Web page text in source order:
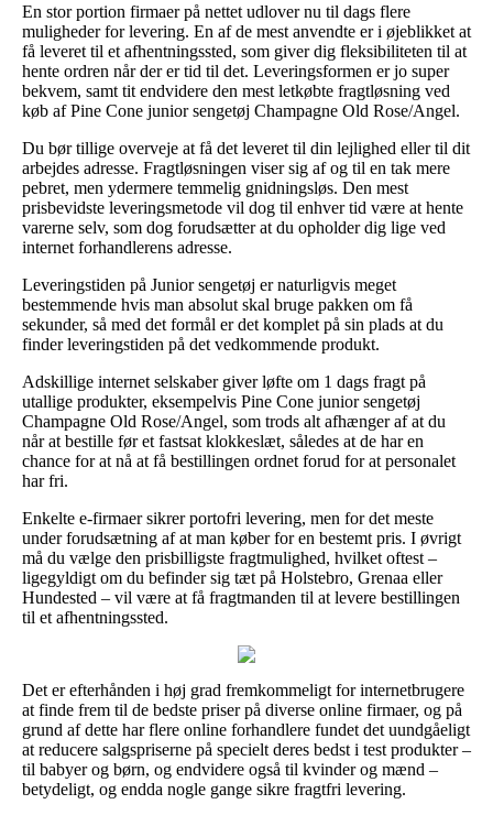
En stor portion firmaer på nettet udlover nu til dags flere
muligheder for levering. En af de mest anvendte er i øjeblikket at
få leveret til et afhentningssted, som giver dig fleksibiliteten til at
hente ordren når der er tid til det. Leveringsformen er jo super
bekvem, samt tit endvidere den mest letkøbte fragtløsning ved
køb af Pine Cone junior sengetøj Champagne Old Rose/Angel.
Du bør tillige overveje at få det leveret til din lejlighed eller til dit
arbejdes adresse. Fragtløsningen viser sig af og til en tak mere
pebret, men ydermere temmelig gnidningsløs. Den mest
prisbevidste leveringsmetode vil dog til enhver tid være at hente
varerne selv, som dog forudsætter at du opholder dig lige ved
internet forhandlerens adresse.
Leveringstiden på Junior sengetøj er naturligvis meget
bestemmende hvis man absolut skal bruge pakken om få
sekunder, så med det formål er det komplet på sin plads at du
finder leveringstiden på det vedkommende produkt.
Adskillige internet selskaber giver løfte om 1 dags fragt på
utallige produkter, eksempelvis Pine Cone junior sengetøj
Champagne Old Rose/Angel, som trods alt afhænger af at du
når at bestille før et fastsat klokkeslæt, således at de har en
chance for at nå at få bestillingen ordnet forud for at personalet
har fri.
Enkelte e-firmaer sikrer portofri levering, men for det meste
under forudsætning af at man køber for en bestemt pris. I øvrigt
må du vælge den prisbilligste fragtmulighed, hvilket oftest –
ligegyldigt om du befinder sig tæt på Holstebro, Grenaa eller
Hundested – vil være at få fragtmanden til at levere bestillingen
til et afhentningssted.
Det er efterhånden i høj grad fremkommeligt for internetbrugere
at finde frem til de bedste priser på diverse online firmaer, og på
grund af dette har flere online forhandlere fundet det uundgåeligt
at reducere salgspriserne på specielt deres bedst i test produkter –
til babyer og børn, og endvidere også til kvinder og mænd –
betydeligt, og endda nogle gange sikre fragtfri levering.